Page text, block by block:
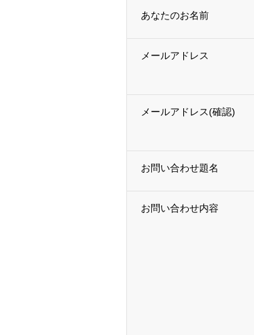
あなたのお名前
メールアドレス
メールアドレス(確認)
お問い合わせ題名
お問い合わせ内容